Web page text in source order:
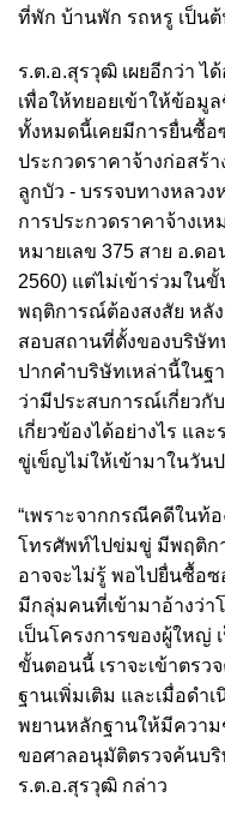
ที่พัก บ้านพัก รถหรู เป็น
ร.ต.อ.สุรวุฒิ เผยอีกว่า ไ
เพื่อให้ทยอยเข้าให้ข้อมู
ทั้งหมดนี้เคยมีการยื่นซื้อ
ประกวดราคาจ้างก่อสร้
ลูกบัว - บรรจบทางหลวง
การประกวดราคาจ้างเ
หมายเลข 375 สาย อ.ด
2560) แต่ไม่เข้าร่วมใน
พฤติการณ์ต้องสงสัย หลัง
สอบสถานที่ตั้งของบริษัท
ปากคำบริษัทเหล่านี้ในฐ
ว่ามีประสบการณ์เกี่ยวกั
เกี่ยวข้องได้อย่างไร แล
ขู่เข็ญไม่ให้เข้ามาในวัน
“เพราะจากกรณีคดีในท้
โทรศัพท์ไปข่มขู่ มีพฤติก
อาจจะไม่รู้ พอไปยื่นซื้อ
มีกลุ่มคนที่เข้ามาอ้างว่า
เป็นโครงการของผู้ใหญ่
ขั้นตอนนี้ เราจะเข้าตรว
ฐานเพิ่มเติม และเมื่อดำ
พยานหลักฐานให้มีความ
ขอศาลอนุมัติตรวจค้นบ
ร.ต.อ.สุรวุฒิ กล่าว